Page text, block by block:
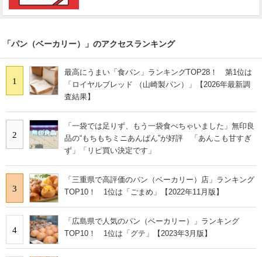
「パン（ベーカリー）」のアクセスランキング
1
最高にうまい「食パン」ランキングTOP28！ 第1位は
「ロイヤルブレッド （山崎製パン）」【2026年最新調
査結果】
2
「一袋では足りず、もう一袋食べちゃいました」無印良
品の“もちもちミニあんぱん”が好評 「あんこも甘すぎ
ず」「リピ買い決定です」
3
「三重県で高評価のパン（ベーカリー）店」ランキング
TOP10！ 1位は「ごまめ」【2022年11月版】
4
「広島県で人気のパン（ベーカリー）」ランキング
TOP10！ 1位は「グテ」【2023年3月版】